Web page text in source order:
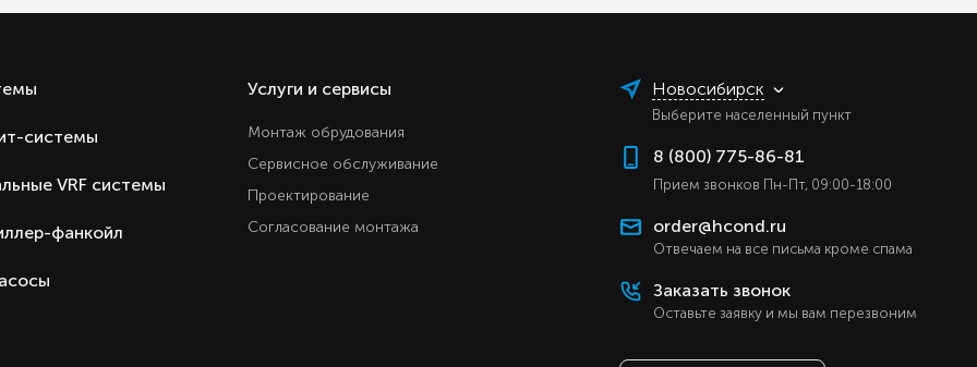
Есть
системы
VRF системы
фанкойл
Услуги и сервисы
Монтаж обрудования
Сервисное обслуживание
Проектирование
Согласование монтажа
Новосибирск
Выберите населенный пункт
8 (800) 775-86-81
Прием звонков Пн-Пт, 09:00-18:00
order@hcond.ru
Отвечаем на все письма кроме спама
Заказать звонок
Оставьте заявку и мы вам перезвоним